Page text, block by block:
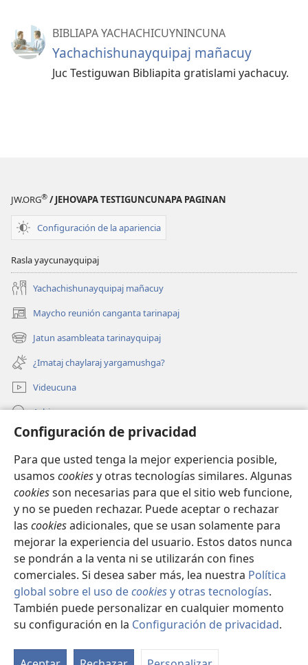
Configuración de privacidad
Para que usted tenga la mejor experiencia posible,
usamos cookiesy otras tecnologías similares. Algunas
cookiesson necesarias para que el sitio web funcione,
y no se pueden rechazar. Puede aceptar o rechazar
las cookiesadicionales, que se usan solamente para
mejorar la experiencia del usuario. Estos datos nunca
se pondrán a la venta ni se utilizarán con fines
comerciales. Si desea saber más, lea nuestra Política
global sobre el uso decookiesy otras tecnologías.
También puede personalizar en cualquier momento
su configuración en la Configuración de privacidad.
BIBLIAPA YACHACHICUYNINCUNA
Yachachishunayquipaj mañacuy
Juc Testiguwan Bibliapita gratislami yachacuy.
JW.ORG® / JEHOVAPA TESTIGUNCUNAPA PAGINAN
Configuración de la apariencia
Rasla yaycunayquipaj
Yachachishunayquipaj mañacuy
Maycho reunión canganta tarinapaj
(abre
una
nueva
ventana)
Jatun asambleata tarinayquipaj
(abre
una
nueva
ventana)
¿Imataj chaylaraj yargamushga?
Videucuna
Ashiy
una
nueva
ventana)INTERNETCHO PUBLICACIUN-
NINCHICUNA™
una
nueva
ventana)JW Hub ®
(abre
una
nueva
ventana)
Copyright© 2026 Watch Tower Bible and Tract Society of Pennsylvania.
UTILIZANAYQUIPAJ|WILAPÄCAMANGAYQUITA IMANO UTILIZANGÄ
CONFIGURACIÓN DE PRIVACIDAD